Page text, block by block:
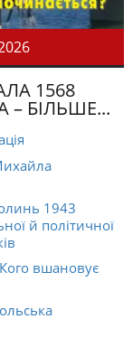
1568
– БІЛЬШЕ...
1943
й політичної
Кого вшановує